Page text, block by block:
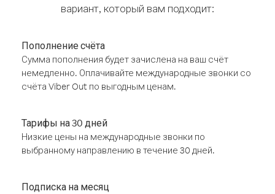
вариант, который вам подходит:
Пополнение счёта
Сумма пополнения будет зачислена на ваш счёт
немедленно. Оплачивайте международные звонки со
счёта Viber Out по выгодным ценам.
Тарифы на 30 дней
Низкие цены на международные звонки по
выбранному направлению в течение 30 дней.
Подписка на месяц